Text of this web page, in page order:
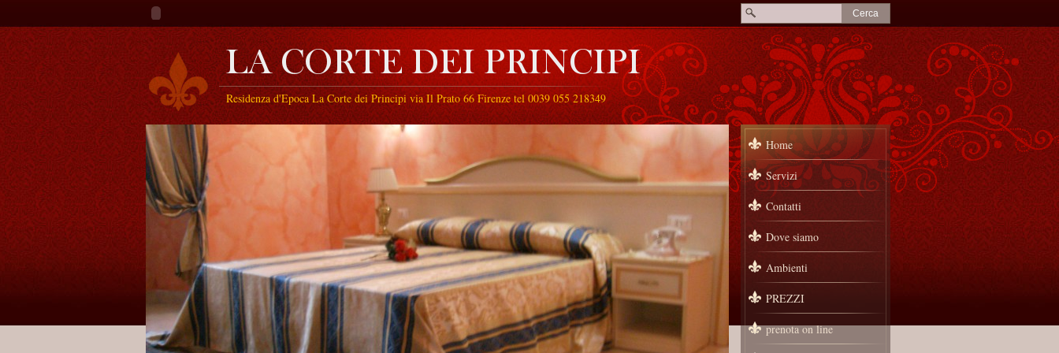
Residenza d'Epoca La Corte dei Principi via Il Prato 66 Firenze tel 0039 055 218349
Home
Servizi
Contatti
Dove siamo
Ambienti
PREZZI
prenota on line